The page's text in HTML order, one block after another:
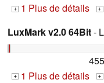
+ 1 Plus de détails +
LuxMark v2.0 64Bit-
+ 1 Plus de détails +